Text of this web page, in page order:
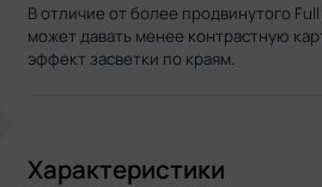
В отличие от более продвинутого Full
может давать менее контрастную
эффект засветки по краям.
Характеристики